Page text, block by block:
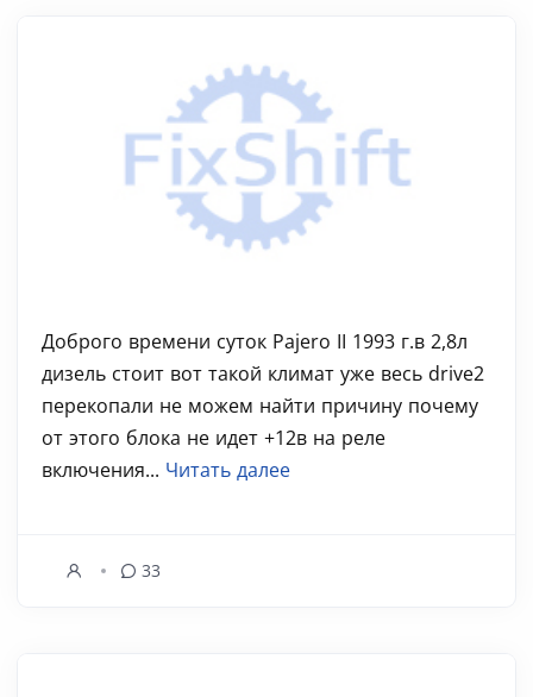
Доброго времени суток Pajero II 1993 г.в 2,8л
дизель стоит вот такой климат уже весь drive2
перекопали не можем найти причину почему
от этого блока не идет +12в на реле
включения... Читать далее
33